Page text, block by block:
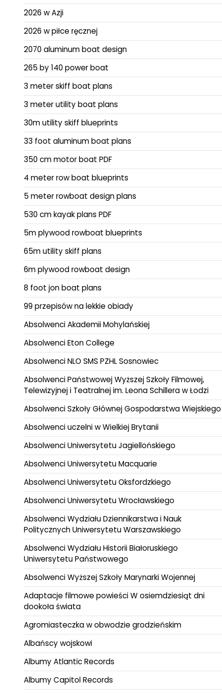
2026 w Azji
2026 w piłce ręcznej
2070 aluminum boat design
265 by 140 power boat
3 meter skiff boat plans
3 meter utility boat plans
30m utility skiff blueprints
33 foot aluminum boat plans
350 cm motor boat PDF
4 meter row boat blueprints
5 meter rowboat design plans
530 cm kayak plans PDF
5m plywood rowboat blueprints
65m utility skiff plans
6m plywood rowboat design
8 foot jon boat plans
99 przepisów na lekkie obiady
Absolwenci Akademii Mohylańskiej
Absolwenci Eton College
Absolwenci NLO SMS PZHL Sosnowiec
Absolwenci Państwowej Wyższej Szkoły Filmowej,
Telewizyjnej i Teatralnej im. Leona Schillera w Łodzi
Absolwenci Szkoły Głównej Gospodarstwa Wiejskiego
Absolwenci uczelni w Wielkiej Brytanii
Absolwenci Uniwersytetu Jagiellońskiego
Absolwenci Uniwersytetu Macquarie
Absolwenci Uniwersytetu Oksfordzkiego
Absolwenci Uniwersytetu Wrocławskiego
Absolwenci Wydziału Dziennikarstwa i Nauk
Politycznych Uniwersytetu Warszawskiego
Absolwenci Wydziału Historii Białoruskiego
Uniwersytetu Państwowego
Absolwenci Wyższej Szkoły Marynarki Wojennej
Adaptacje filmowe powieści W osiemdziesiąt dni
dookoła świata
Agromiasteczka w obwodzie grodzieńskim
Albańscy wojskowi
Albumy Atlantic Records
Albumy Capitol Records